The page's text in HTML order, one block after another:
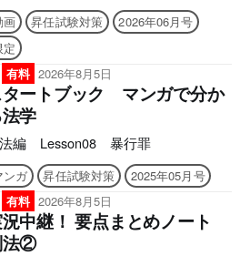
画 昇任試験対策
2026年06月号
定
有料 2026年8月5日
ートブック マンガで分か
学
編 Lesson08 暴行罪
ンガ 昇任試験対策
2025年05月号
有料 2026年8月5日
中継！ 要点まとめノート
法②